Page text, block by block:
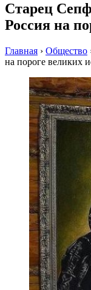
Старец
Россия на
Главная › Общество
на пороге великих